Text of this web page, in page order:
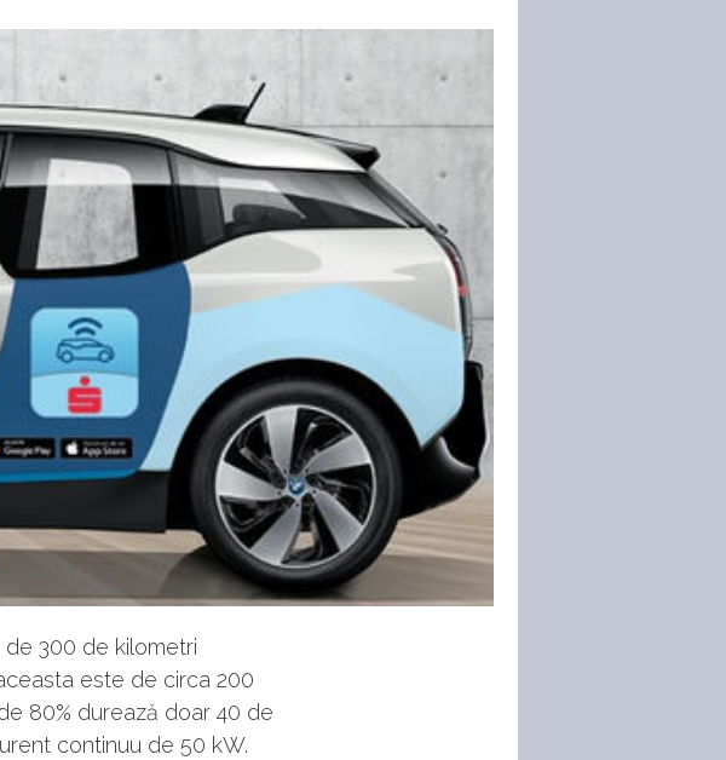
300 de kilometri
este de circa 200
80% durează doar 40 de
continuu de 50 kW.